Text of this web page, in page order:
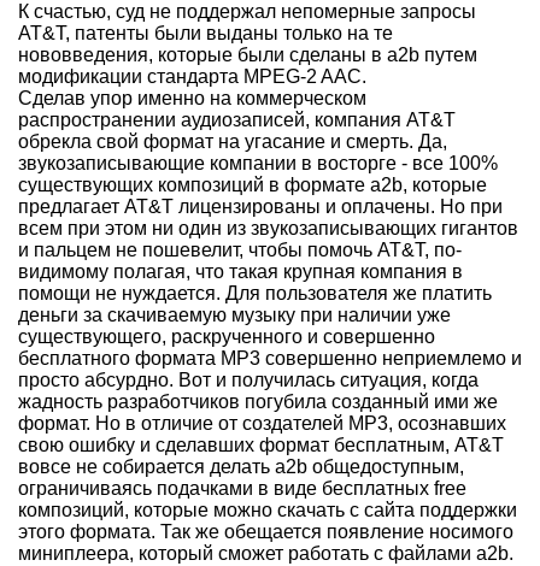
К счастью, суд не поддержал непомерные запросы
AT&T, патенты были выданы только на те
нововведения, которые были сделаны в a2b путем
модификации стандарта MPEG-2 AAC.
Сделав упор именно на коммерческом
распространении аудиозаписей, компания AT&T
обрекла свой формат на угасание и смерть. Да,
звукозаписывающие компании в восторге - все 100%
существующих композиций в формате a2b, которые
предлагает AT&T лицензированы и оплачены. Но при
всем при этом ни один из звукозаписывающих гигантов
и пальцем не пошевелит, чтобы помочь AT&T, по-
видимому полагая, что такая крупная компания в
помощи не нуждается. Для пользователя же платить
деньги за скачиваемую музыку при наличии уже
существующего, раскрученного и совершенно
бесплатного формата МР3 совершенно неприемлемо и
просто абсурдно. Вот и получилась ситуация, когда
жадность разработчиков погубила созданный ими же
формат. Но в отличие от создателей МР3, осознавших
свою ошибку и сделавших формат бесплатным, AT&T
вовсе не собирается делать a2b общедоступным,
ограничиваясь подачками в виде бесплатных free
композиций, которые можно скачать с сайта поддержки
этого формата. Так же обещается появление носимого
миниплеера, который сможет работать с файлами a2b.